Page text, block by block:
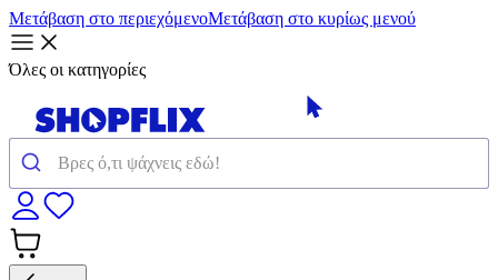
Μετάβαση στο περιεχόμενοΜετάβαση στο κυρίως μενού
Όλες οι κατηγορίες